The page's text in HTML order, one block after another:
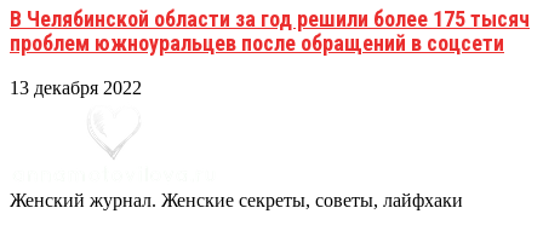
В Челябинской области за год решили более 175 тысяч
проблем южноуральцев после обращений в соцсети
13 декабря 2022
Женский журнал. Женские секреты, советы, лайфхаки